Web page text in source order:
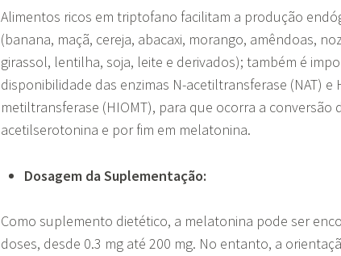
Alimentos ricos em triptofano facilitam a produção
(banana, maçã, cereja, abacaxi, morango, amêndoas,
girassol, lentilha, soja, leite e derivados); também é
disponibilidade das enzimas N-acetiltransferase (NAT) e
metiltransferase (HIOMT), para que ocorra a conversão
acetilserotonina e por fim em melatonina.
Dosagem da Suplementação:
Como suplemento dietético, a melatonina pode ser
doses, desde 0.3 mg até 200 mg. No entanto, a